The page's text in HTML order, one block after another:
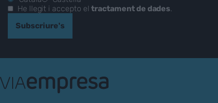
He llegit i accepto eltractament de dades.
Subscriure's